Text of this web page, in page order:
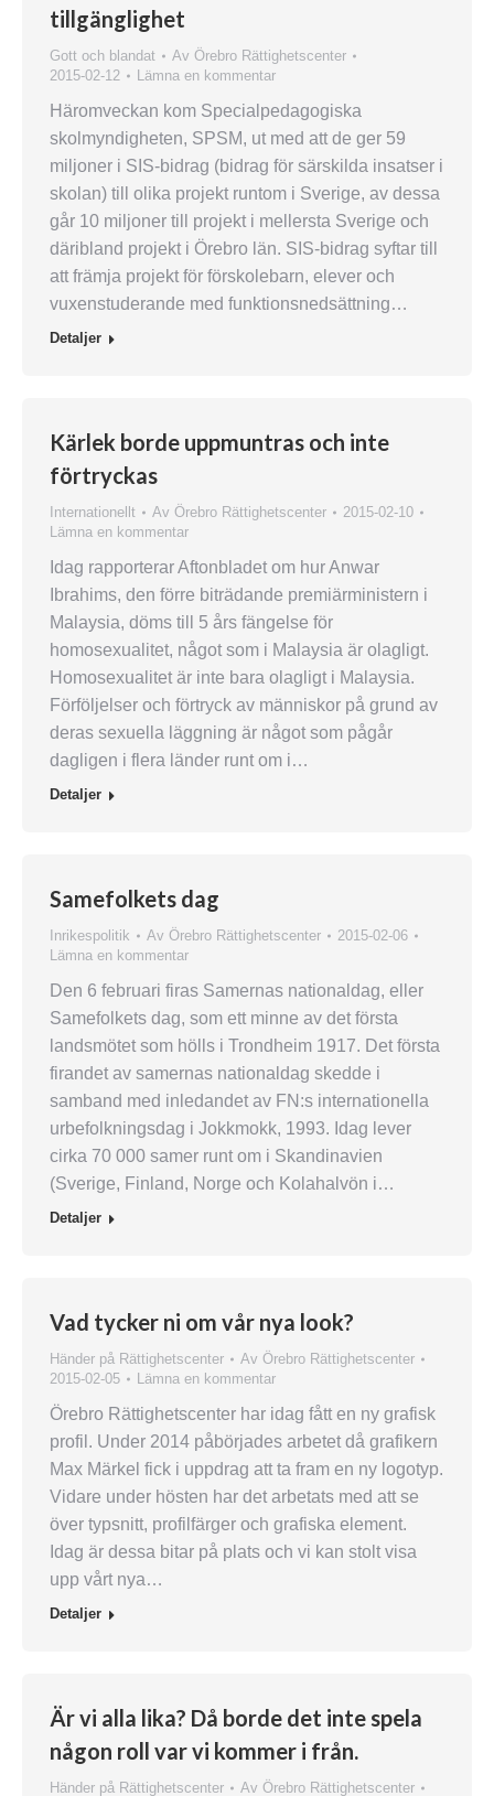
tillgänglighet
Gott och blandat Av Örebro Rättighetscenter
2015-02-12
Lämna en kommentar
Häromveckan kom Specialpedagogiska
skolmyndigheten, SPSM, ut med att de ger 59
miljoner i SIS-bidrag (bidrag för särskilda insatser i
skolan) till olika projekt runtom i Sverige, av dessa
går 10 miljoner till projekt i mellersta Sverige och
däribland projekt i Örebro län. SIS-bidrag syftar till
att främja projekt för förskolebarn, elever och
vuxenstuderande med funktionsnedsättning…
Detaljer
Kärlek borde uppmuntras och inte
förtryckas
Internationellt Av Örebro Rättighetscenter
2015-02-10
Lämna en kommentar
Idag rapporterar Aftonbladet om hur Anwar
Ibrahims, den förre biträdande premiärministern i
Malaysia, döms till 5 års fängelse för
homosexualitet, något som i Malaysia är olagligt.
Homosexualitet är inte bara olagligt i Malaysia.
Förföljelser och förtryck av människor på grund av
deras sexuella läggning är något som pågår
dagligen i flera länder runt om i…
Detaljer
Samefolkets dag
Inrikespolitik Av Örebro Rättighetscenter
2015-02-06
Lämna en kommentar
Den 6 februari firas Samernas nationaldag, eller
Samefolkets dag, som ett minne av det första
landsmötet som hölls i Trondheim 1917. Det första
firandet av samernas nationaldag skedde i
samband med inledandet av FN:s internationella
urbefolkningsdag i Jokkmokk, 1993. Idag lever
cirka 70 000 samer runt om i Skandinavien
(Sverige, Finland, Norge och Kolahalvön i…
Detaljer
Vad tycker ni om vår nya look?
Händer på Rättighetscenter Av Örebro Rättighetscenter
2015-02-05
Lämna en kommentar
Örebro Rättighetscenter har idag fått en ny grafisk
profil. Under 2014 påbörjades arbetet då grafikern
Max Märkel fick i uppdrag att ta fram en ny logotyp.
Vidare under hösten har det arbetats med att se
över typsnitt, profilfärger och grafiska element.
Idag är dessa bitar på plats och vi kan stolt visa
upp vårt nya…
Detaljer
Är vi alla lika? Då borde det inte spela
någon roll var vi kommer i från.
Händer på Rättighetscenter Av Örebro Rättighetscenter